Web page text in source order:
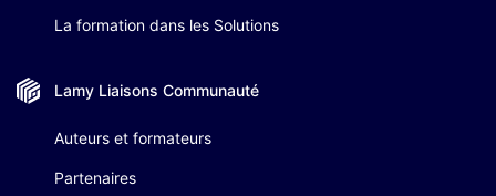
La formation dans les Solutions
Lamy Liaisons Communauté
Auteurs et formateurs
Partenaires